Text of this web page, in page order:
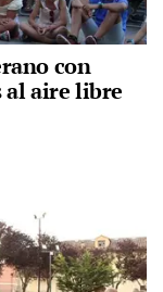
con
al aire libre